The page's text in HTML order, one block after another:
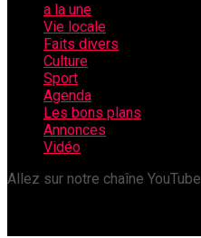
a la une
Vie locale
Faits divers
Culture
Sport
Agenda
Les bons plans
Annonces
Vidéo
Allez sur notre chaîne YouTube